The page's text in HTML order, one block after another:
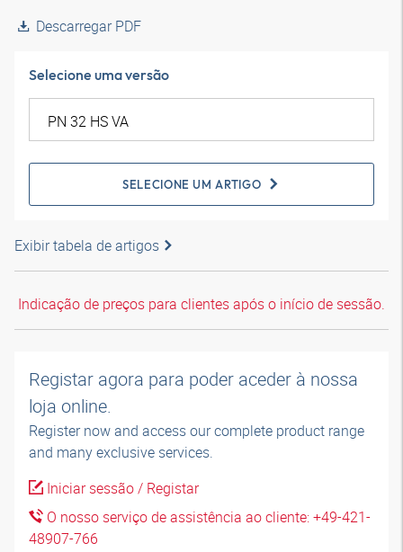
Descarregar PDF
Selecione uma versão
SELECIONE UM ARTIGO
Exibir tabela de artigos
Indicação de preços para clientes após o início de sessão.
Registar agora para poder aceder à nossa
loja online.
Register now and access our complete product range
and many exclusive services.
Iniciar sessão / Registar
O nosso serviço de assistência ao cliente: +49-421-
48907-766